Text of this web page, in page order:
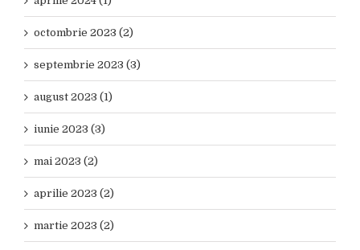
octombrie 2023 (2)
septembrie 2023 (3)
august 2023 (1)
iunie 2023 (3)
mai 2023 (2)
aprilie 2023 (2)
martie 2023 (2)